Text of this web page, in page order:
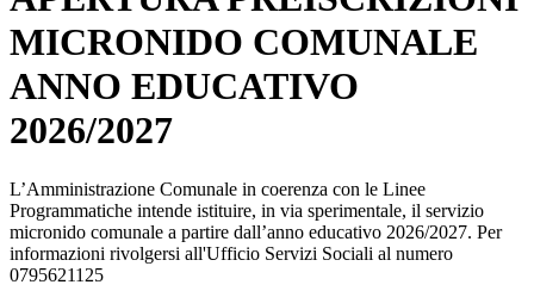
MICRONIDO COMUNALE
ANNO EDUCATIVO
2026/2027
L’Amministrazione Comunale in coerenza con le Linee
Programmatiche intende istituire, in via sperimentale, il servizio
micronido comunale a partire dall’anno educativo 2026/2027. Per
informazioni rivolgersi all'Ufficio Servizi Sociali al numero
0795621125